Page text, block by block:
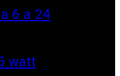
6 a 24
watt